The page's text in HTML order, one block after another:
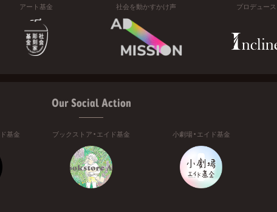
アート基金 社会を動かすかけ声 プロデュース
Our Social Action
基金 ブックストア・エイド基金 小劇場・エイド基金